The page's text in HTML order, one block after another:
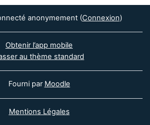
anonymement (Connexion)
Obtenir l’app mobile
au thème standard
Fourni par Moodle
Mentions Légales